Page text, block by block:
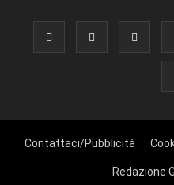
Contattaci/Pubblicità
Redazione